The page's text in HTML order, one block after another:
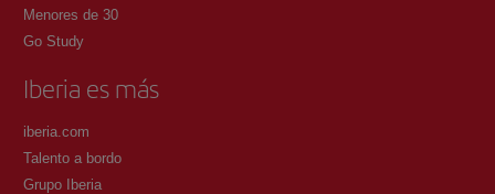
Menores de 30
Go Study
Iberia es más
iberia.com
Talento a bordo
Grupo Iberia